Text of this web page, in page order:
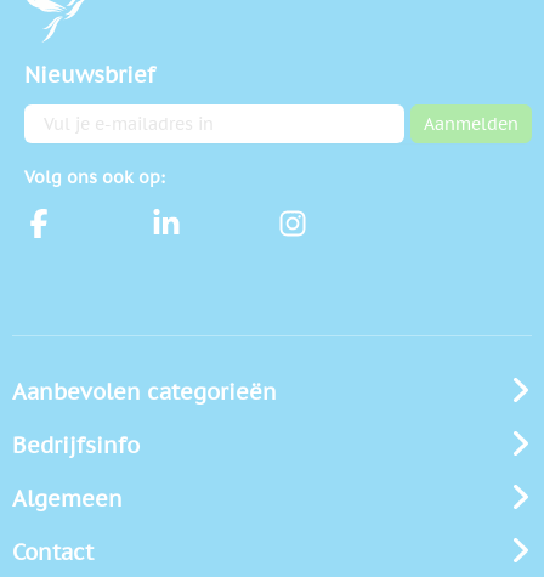
Nieuwsbrief
E-mailadres Aanmelden
Volg ons ook op:
Aanbevolen categorieën
Bedrijfsinfo
Algemeen
Contact